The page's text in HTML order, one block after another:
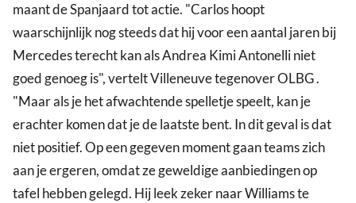
maant de Spanjaard tot actie. "Carlos hoopt
waarschijnlijk nog steeds dat hij voor een aantal jaren bij
Mercedes terecht kan als Andrea Kimi Antonelli niet
goed genoeg is", vertelt Villeneuve tegenover OLBG .
"Maar als je het afwachtende spelletje speelt, kan je
erachter komen dat je de laatste bent. In dit geval is dat
niet positief. Op een gegeven moment gaan teams zich
aan je ergeren, omdat ze geweldige aanbiedingen op
tafel hebben gelegd. Hij leek zeker naar Williams te